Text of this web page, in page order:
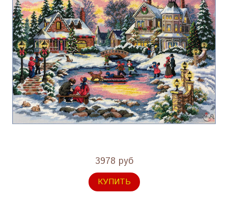
3978 руб
КУПИТЬ